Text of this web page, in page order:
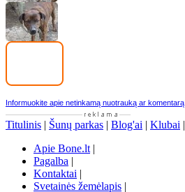
Informuokite apie netinkamą nuotrauką ar komentarą
Titulinis | Šunų parkas | Blog'ai | Klubai |
Apie Bone.lt |
Pagalba |
Kontaktai |
Svetainės žemėlapis |